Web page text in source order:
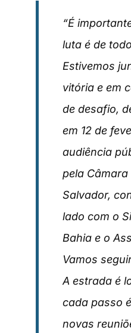
“É
luta é de
Estivemos
vitória e em
de desafio,
em 12 de
audiência
pela
Salvador,
lado com o
Bahia e o
Vamos
A estrada é
cada passo
novas